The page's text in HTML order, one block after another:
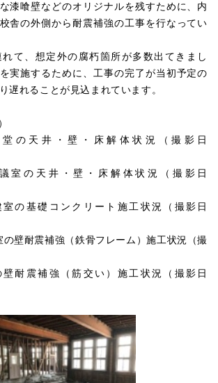
漆喰壁などのオリジナルを残すために、内
舎の外側から耐震補強の工事を行なってい
て、想定外の腐朽箇所が多数出てきまし
実施するために、工事の完了が当初予定の
遅れることが見込まれています。
の天井・壁・床解体状況（撮影日
室の天井・壁・床解体状況（撮影日
の基礎コンクリート施工状況（撮影日
壁耐震補強（鉄骨フレーム）施工状況（撮
耐震補強（筋交い）施工状況（撮影日